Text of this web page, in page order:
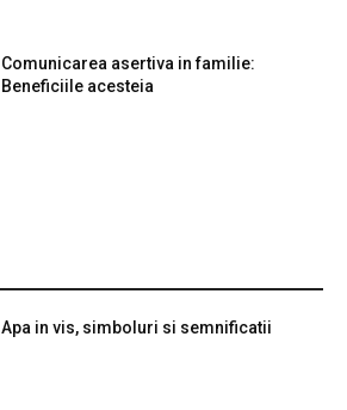
Comunicarea asertiva in familie:
Beneficiile acesteia
Apa in vis, simboluri si semnificatii